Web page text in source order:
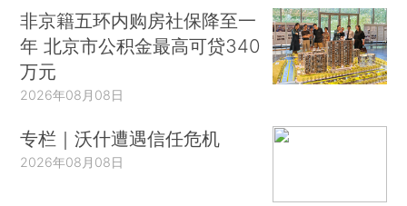
非京籍五环内购房社保降至一
年 北京市公积金最高可贷340
万元
2026年08月08日
专栏｜沃什遭遇信任危机
2026年08月08日